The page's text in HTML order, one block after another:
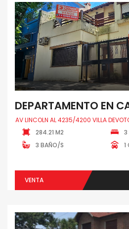
DEPARTAMENTO EN
AV LINCOLN AL 4235/4200 VILLA
284.21 M2
3
3 BAÑO/S
1
VENTA